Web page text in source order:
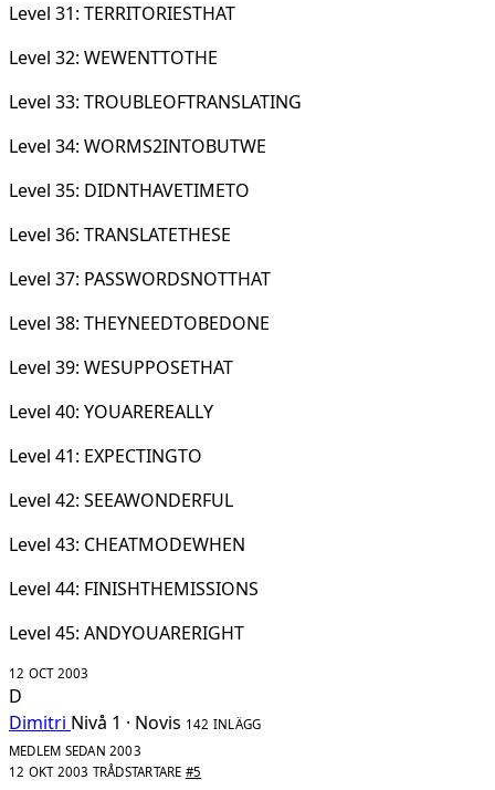
Level 31: TERRITORIESTHAT
Level 32: WEWENTTOTHE
Level 33: TROUBLEOFTRANSLATING
Level 34: WORMS2INTOBUTWE
Level 35: DIDNTHAVETIMETO
Level 36: TRANSLATETHESE
Level 37: PASSWORDSNOTTHAT
Level 38: THEYNEEDTOBEDONE
Level 39: WESUPPOSETHAT
Level 40: YOUAREREALLY
Level 41: EXPECTINGTO
Level 42: SEEAWONDERFUL
Level 43: CHEATMODEWHEN
Level 44: FINISHTHEMISSIONS
Level 45: ANDYOUARERIGHT
12 OCT 2003
D
Dimitri Nivå 1 · Novis 142 INLÄGG
MEDLEM SEDAN 2003
12 OKT 2003 TRÅDSTARTARE #5